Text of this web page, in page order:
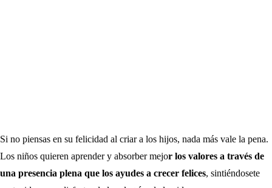
Si no piensas en su felicidad al criar a los hijos, nada más vale la pena.
Los niños quieren aprender y absorber mejor los valores a través de
una presencia plena que los ayudes a crecer felices, sintiéndosete